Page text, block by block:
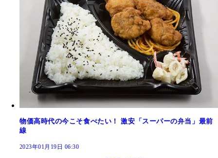
物価高時代の今こそ食べたい！ 激安「スーパーの弁当」最前
線
2023年01月19日 06:30